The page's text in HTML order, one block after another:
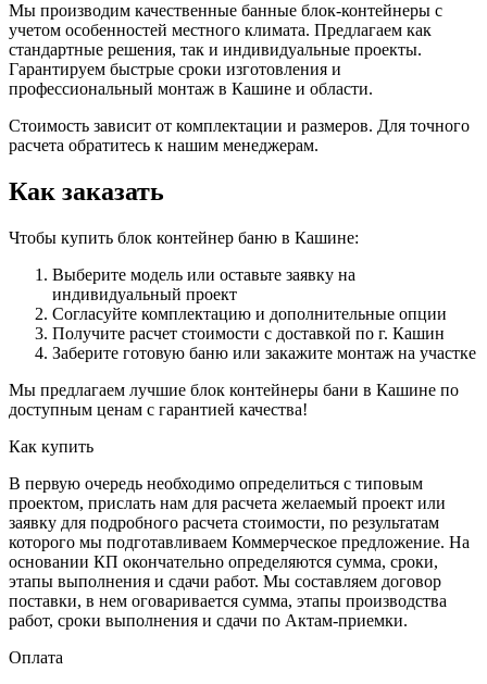
Мы производим качественные банные блок-контейнеры с
учетом особенностей местного климата. Предлагаем как
стандартные решения, так и индивидуальные проекты.
Гарантируем быстрые сроки изготовления и
профессиональный монтаж в Кашине и области.
Стоимость зависит от комплектации и размеров. Для точного
расчета обратитесь к нашим менеджерам.
Как заказать
Чтобы купить блок контейнер баню в Кашине:
Выберите модель или оставьте заявку на
индивидуальный проект
Согласуйте комплектацию и дополнительные опции
Получите расчет стоимости с доставкой по г. Кашин
Заберите готовую баню или закажите монтаж на участке
Мы предлагаем лучшие блок контейнеры бани в Кашине по
доступным ценам с гарантией качества!
Как купить
В первую очередь необходимо определиться с типовым
проектом, прислать нам для расчета желаемый проект или
заявку для подробного расчета стоимости, по результатам
которого мы подготавливаем Коммерческое предложение. На
основании КП окончательно определяются сумма, сроки,
этапы выполнения и сдачи работ. Мы составляем договор
поставки, в нем оговаривается сумма, этапы производства
работ, сроки выполнения и сдачи по Актам-приемки.
Оплата